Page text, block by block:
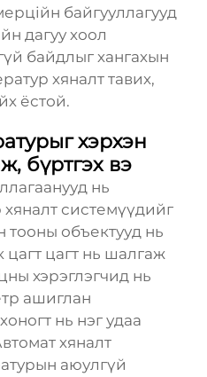
байгууллагууд
дагуу хоол
байдлыг хангахын
хяналт тавих,
ёстой.
хэрхэн
бүртгэх вэ
нь
системүүдийг
тооны объектууд нь
цагт нь шалгаж
хэрэглэгчид нь
ашиглан
нь нэг удаа
хяналт
аюулгүй